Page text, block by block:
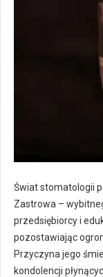
Świat stomatologii
Zastrowa –
przedsiębiorcy i
pozostawiając
Przyczyna jego
kondolencji